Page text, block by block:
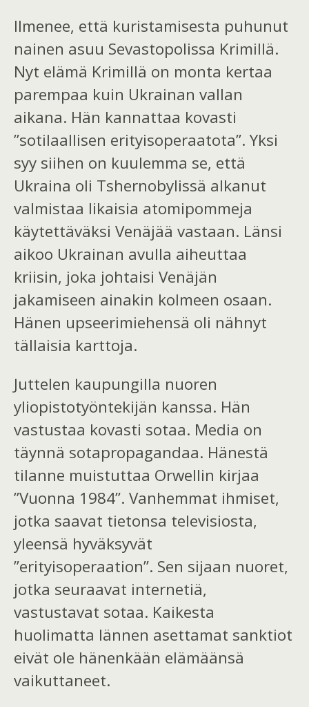
Ilmenee, että kuristamisesta puhunut
nainen asuu Sevastopolissa Krimillä.
Nyt elämä Krimillä on monta kertaa
parempaa kuin Ukrainan vallan
aikana. Hän kannattaa kovasti
”sotilaallisen erityisoperaatota”. Yksi
syy siihen on kuulemma se, että
Ukraina oli Tshernobylissä alkanut
valmistaa likaisia atomipommeja
käytettäväksi Venäjää vastaan. Länsi
aikoo Ukrainan avulla aiheuttaa
kriisin, joka johtaisi Venäjän
jakamiseen ainakin kolmeen osaan.
Hänen upseerimiehensä oli nähnyt
tällaisia karttoja.
Juttelen kaupungilla nuoren
yliopistotyöntekijän kanssa. Hän
vastustaa kovasti sotaa. Media on
täynnä sotapropagandaa. Hänestä
tilanne muistuttaa Orwellin kirjaa
”Vuonna 1984”. Vanhemmat ihmiset,
jotka saavat tietonsa televisiosta,
yleensä hyväksyvät
”erityisoperaation”. Sen sijaan nuoret,
jotka seuraavat internetiä,
vastustavat sotaa. Kaikesta
huolimatta lännen asettamat sanktiot
eivät ole hänenkään elämäänsä
vaikuttaneet.